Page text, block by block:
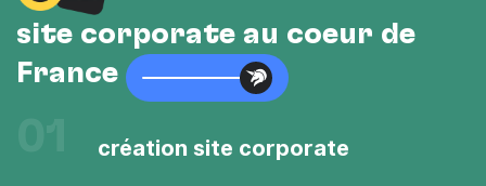
site corporate au cœur de
France
création site corporate